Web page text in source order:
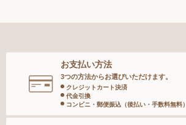
ランジェリー
インナー
キッズ＆ベビー
お支払い方法
3つの方法からお選びいただけます。
クレジットカート決済
代金引換
コンビニ・郵便振込（後払い・手数料無料）